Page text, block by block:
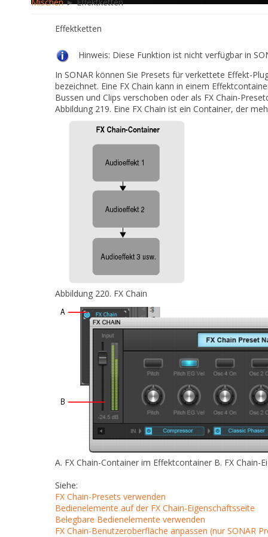
Effektketten
Hinweis: Diese Funktion ist nicht verfügbar in
In SONAR können Sie Presets für verkettete Effekt-
bezeichnet. Eine FX Chain kann in einem
Bussen und Clips verschoben oder als FX Chain-
Abbildung 219. Eine FX Chain ist ein Container, der
Abbildung 220. FX Chain
A. FX Chain-Container im Effektcontainer B. FX Chain-
Siehe:
FX Chain-Presets verwenden
Bedienelemente auf der FX Chain-Eigenschaftsseite
Belegbare Bedienelemente verwenden
FX Chain-Benutzeroberfläche anpassen (nur SONAR